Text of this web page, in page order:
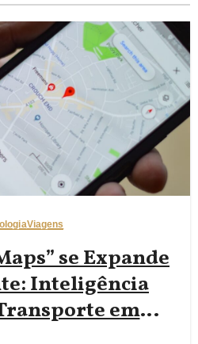
Viagens
se Expande
Inteligência
em